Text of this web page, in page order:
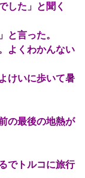
した」と聞く
と言った。
よくわかんない
けいに歩いて暑
の最後の地熱が
でトルコに旅行